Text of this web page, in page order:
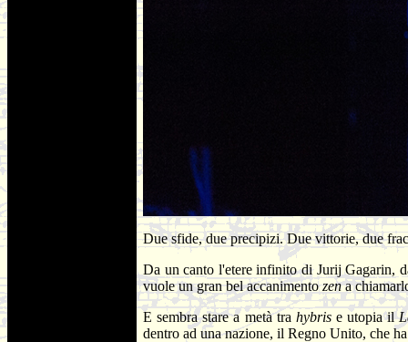
Due sfide, due precipizi. Due vittorie, due
Da un canto l'etere infinito di Jurij Gagarin,
vuole un gran bel accanimentozena
E sembra stare a metà tra hybrise utopia il
dentro ad una nazione, il Regno Unito, che